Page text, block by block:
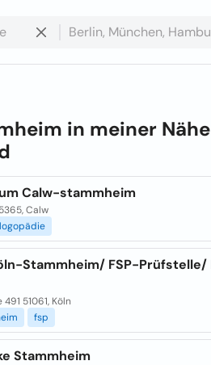
in meiner
Calw-stammheim
Calw
logopädie
Stammheim/ FSP-Prüfstelle/
51061, Köln
fsp
Stammheim